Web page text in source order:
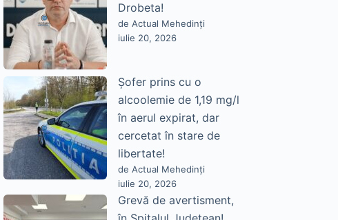
Drobeta!
de Actual Mehedinți
iulie 20, 2026
Șofer prins cu o
alcoolemie de 1,19 mg/l
în aerul expirat, dar
cercetat în stare de
libertate!
de Actual Mehedinți
iulie 20, 2026
Grevă de avertisment,